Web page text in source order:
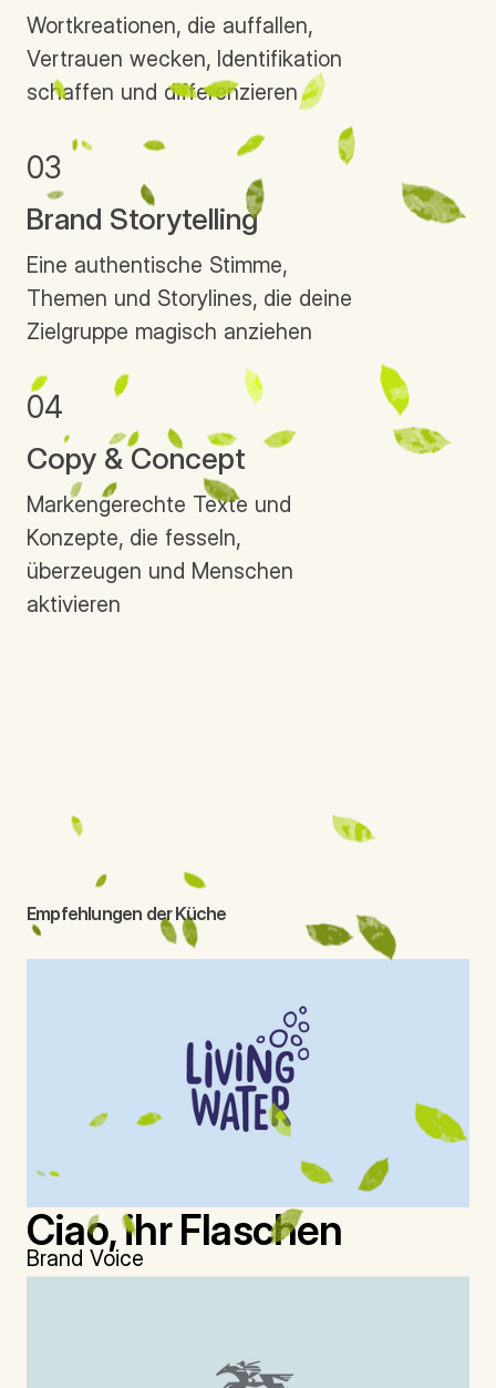
Wortkreationen, die auffallen,
Vertrauen wecken, Identifikation
schaffen und differenzieren
03
Brand Storytelling
Eine authentische Stimme,
Themen und Storylines, die deine
Zielgruppe magisch anziehen
04
Copy & Concept
Markengerechte Texte und
Konzepte, die fesseln,
überzeugen und Menschen
aktivieren
Empfehlungen der Küche
Ciao, ihr Flaschen
Brand Voice